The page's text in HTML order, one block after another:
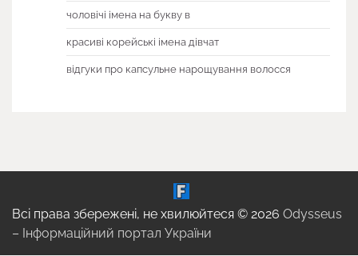
чоловічі імена на букву в
красиві корейські імена дівчат
відгуки про капсульне нарощування волосся
Всі права збережені, не хвилюйтеся © 2026 Odysseus
– Інформаційний портал України